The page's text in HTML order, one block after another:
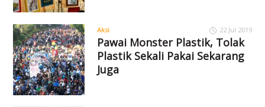
Aksi 22 Jul 2019
Pawai Monster Plastik, Tolak
Plastik Sekali Pakai Sekarang
Juga